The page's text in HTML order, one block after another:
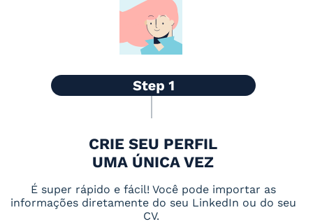
CRIE SEU PERFIL
UMA ÚNICA VEZ
É super rápido e fácil! Você pode importar as
informações diretamente do seu LinkedIn ou do seu
CV.